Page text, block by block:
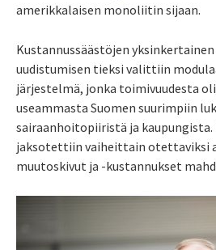
amerikkalaisen monoliitin sijaan.
Kustannussäästöjen
uudistumisen tieksi valittiin
järjestelmä, jonka toimivuudesta
useammasta Suomen suurimpiin
sairaanhoitopiiristä ja
jaksotettiin vaiheittain otettaviksi
muutoskivut ja -kustannukset